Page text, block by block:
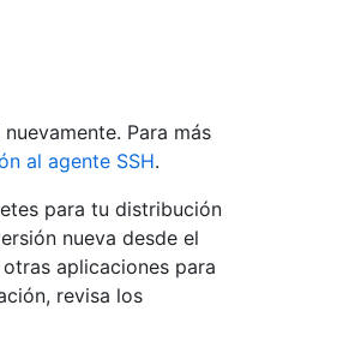
Para más
al agente SSH.
para tu distribución
nueva desde el
aplicaciones para
revisa los